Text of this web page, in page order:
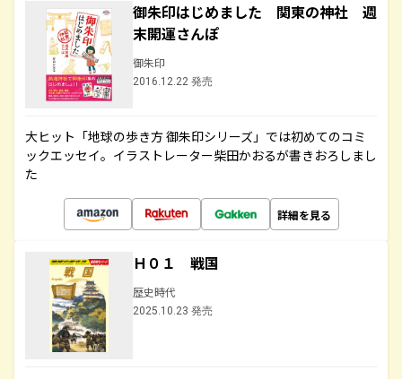
御朱印はじめました 関東の神社 週
末開運さんぽ
御朱印
2016.12.22 発売
大ヒット「地球の歩き方 御朱印シリーズ」では初めてのコミ
ックエッセイ。イラストレーター柴田かおるが書きおろしまし
た
詳細を見る
Ｈ０１ 戦国
歴史時代
2025.10.23 発売